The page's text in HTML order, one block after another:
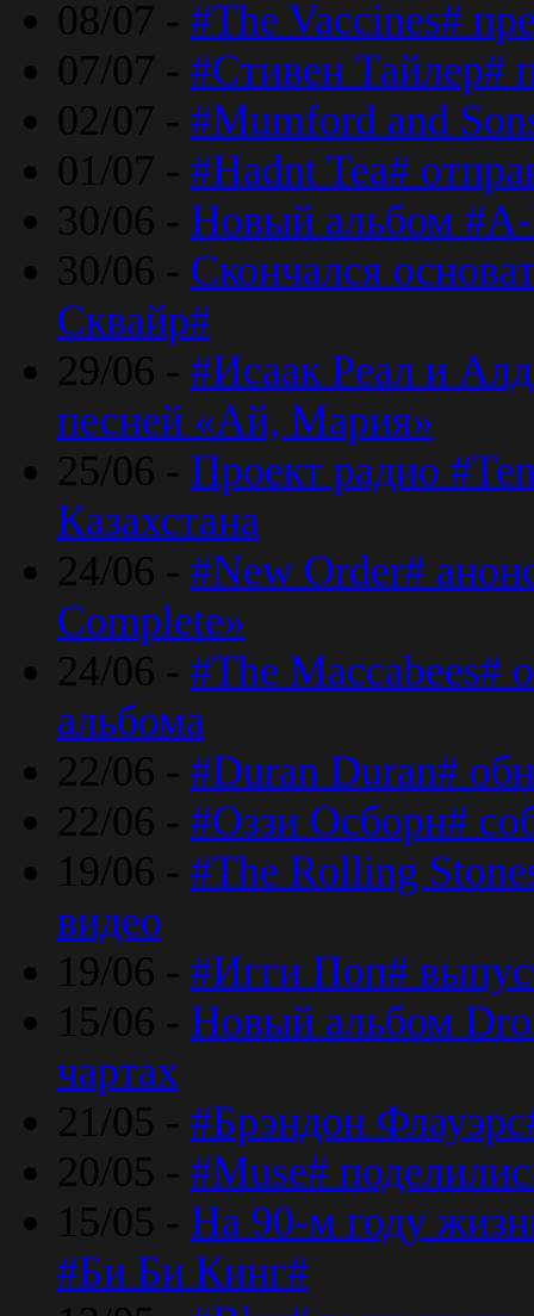
08/07 - #The Vaccines#
07/07 - #Стивен Тайлер#
02/07 - #Mumford and
01/07 - #Hadnt Tea#
30/06 - Новый альбом #A-
30/06 - Скончался
Сквайр#
29/06 - #Исаак Реал и
песней «Ай, Мария»
25/06 - Проект радио
Казахстана
24/06 - #New Order#
Complete»
24/06 - #The Maccabees#
альбома
22/06 - #Duran Duran#
22/06 - #Оззи Осборн#
19/06 - #The Rolling
видео
19/06 - #Игги Поп#
15/06 - Новый альбом
чартах
21/05 - #Брэндон
20/05 - #Muse#
15/05 - На 90-м году
#Би Би Кинг#